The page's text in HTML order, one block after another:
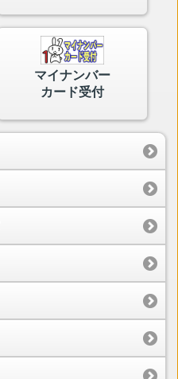
マイナンバー
カード受付